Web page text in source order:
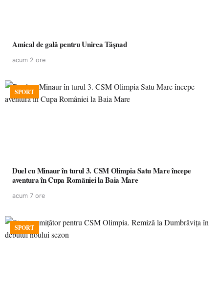
Amical de gală pentru Unirea Tășnad
acum 2 ore
SPORT
Duel cu Minaur în turul 3. CSM Olimpia Satu Mare începe
aventura în Cupa României la Baia Mare
acum 7 ore
SPORT